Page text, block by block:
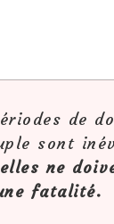
de
sont
elles ne
fatalité.